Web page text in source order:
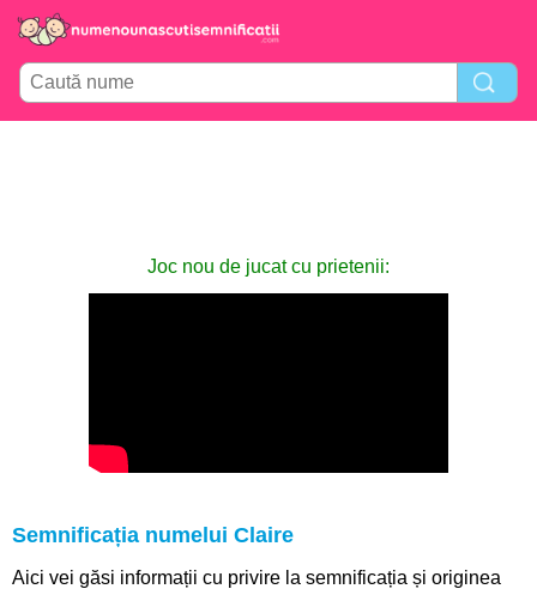
Joc nou de jucat cu prietenii:
Semnificația numelui Claire
Aici vei găsi informații cu privire la semnificația și originea